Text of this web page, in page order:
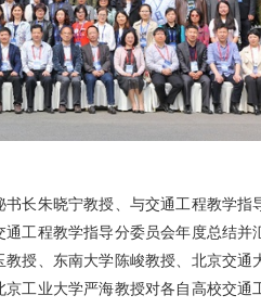
长朱晓宁教授、与交通工程教学指
工程教学指导分委员会年度总结并
授、东南大学陈峻教授、北京交通
工业大学严海教授对各自高校交通